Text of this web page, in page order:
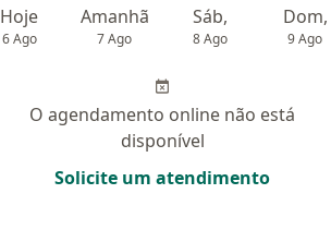
Hoje
6 Ago
Amanhã
7 Ago
Sáb,
8 Ago
Dom,
9 Ago
O agendamento online não está
disponível
Solicite um atendimento